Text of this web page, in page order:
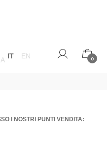
IT EN 0
I NOSTRI PUNTI VENDITA: